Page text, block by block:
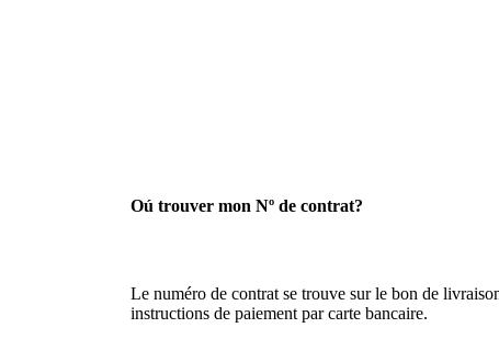
Oú trouver mon Nº de contrat?
Le numéro de contrat se trouve sur le bon de
instructions de paiement par carte bancaire.